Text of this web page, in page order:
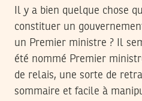
Il y a bien quelque chose
constituer un
un Premier ministre ? Il
été nommé Premier
de relais, une sorte de
sommaire et facile à